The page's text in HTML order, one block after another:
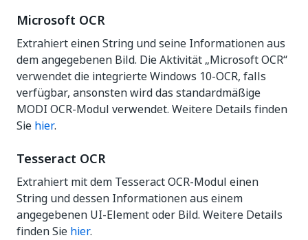
Microsoft OCR
Extrahiert einen String und seine Informationen aus
dem angegebenen Bild. Die Aktivität „Microsoft OCR“
verwendet die integrierte Windows 10-OCR, falls
verfügbar, ansonsten wird das standardmäßige
MODI OCR-Modul verwendet. Weitere Details finden
Sie hier.
Tesseract OCR
Extrahiert mit dem Tesseract OCR-Modul einen
String und dessen Informationen aus einem
angegebenen UI-Element oder Bild. Weitere Details
finden Sie hier.